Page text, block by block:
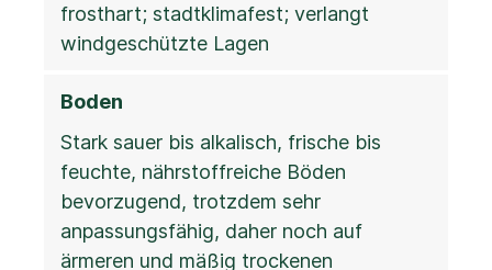
frosthart; stadtklimafest; verlangt
windgeschützte Lagen
Boden
Stark sauer bis alkalisch, frische bis
feuchte, nährstoffreiche Böden
bevorzugend, trotzdem sehr
anpassungsfähig, daher noch auf
ärmeren und mäßig trockenen